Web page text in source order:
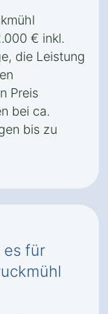
€ inkl.
die Leistung
Preis
bei ca.
bis zu
es für